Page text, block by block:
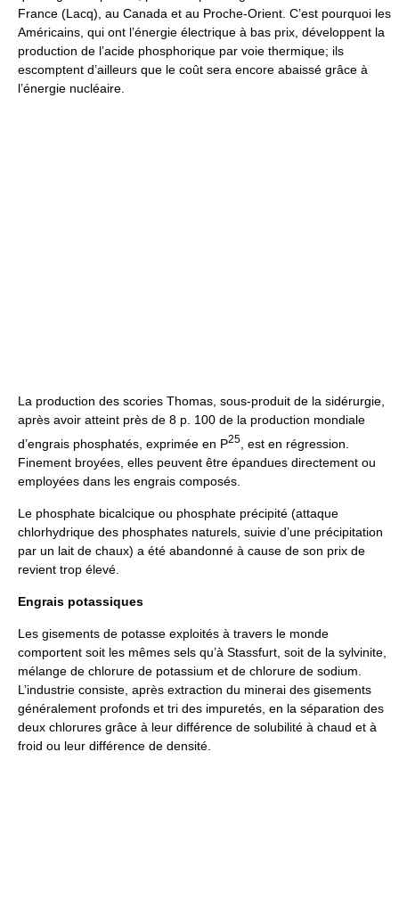
France (Lacq), au Canada et au Proche-Orient. C’est pourquoi les
Américains, qui ont l’énergie électrique à bas prix, développent la
production de l’acide phosphorique par voie thermique; ils
escomptent d’ailleurs que le coût sera encore abaissé grâce à
l’énergie nucléaire.
La production des scories Thomas, sous-produit de la sidérurgie,
après avoir atteint près de 8 p. 100 de la production mondiale
d’engrais phosphatés, exprimée en P25
, est en régression.
Finement broyées, elles peuvent être épandues directement ou
employées dans les engrais composés.
Le phosphate bicalcique ou phosphate précipité (attaque
chlorhydrique des phosphates naturels, suivie d’une précipitation
par un lait de chaux) a été abandonné à cause de son prix de
revient trop élevé.
Engrais potassiques
Les gisements de potasse exploités à travers le monde
comportent soit les mêmes sels qu’à Stassfurt, soit de la sylvinite,
mélange de chlorure de potassium et de chlorure de sodium.
L’industrie consiste, après extraction du minerai des gisements
généralement profonds et tri des impuretés, en la séparation des
deux chlorures grâce à leur différence de solubilité à chaud et à
froid ou leur différence de densité.